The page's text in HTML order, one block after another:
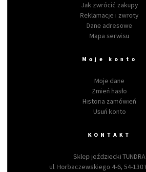
Jak zwrócić zakupy
Reklamacje i zwroty
Dane adresowe
Mapa serwisu
Moje konto
Moje dane
Zmień hasło
Historia zamówień
Usuń konto
KONTAKT
Sklep jeździecki TUNDRA
ul. Horbaczewskiego 4-6, 54-130